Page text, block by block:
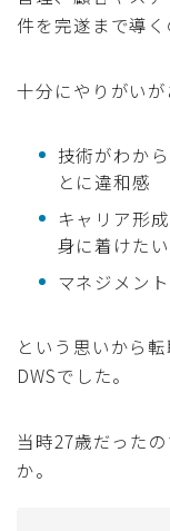
件を完遂まで導く
十分にやりがいが
技術がわか
とに違和感
キャリア形
身に着けたい
マネジメン
という思いから
DWSでした。
当時27歳だった
か。